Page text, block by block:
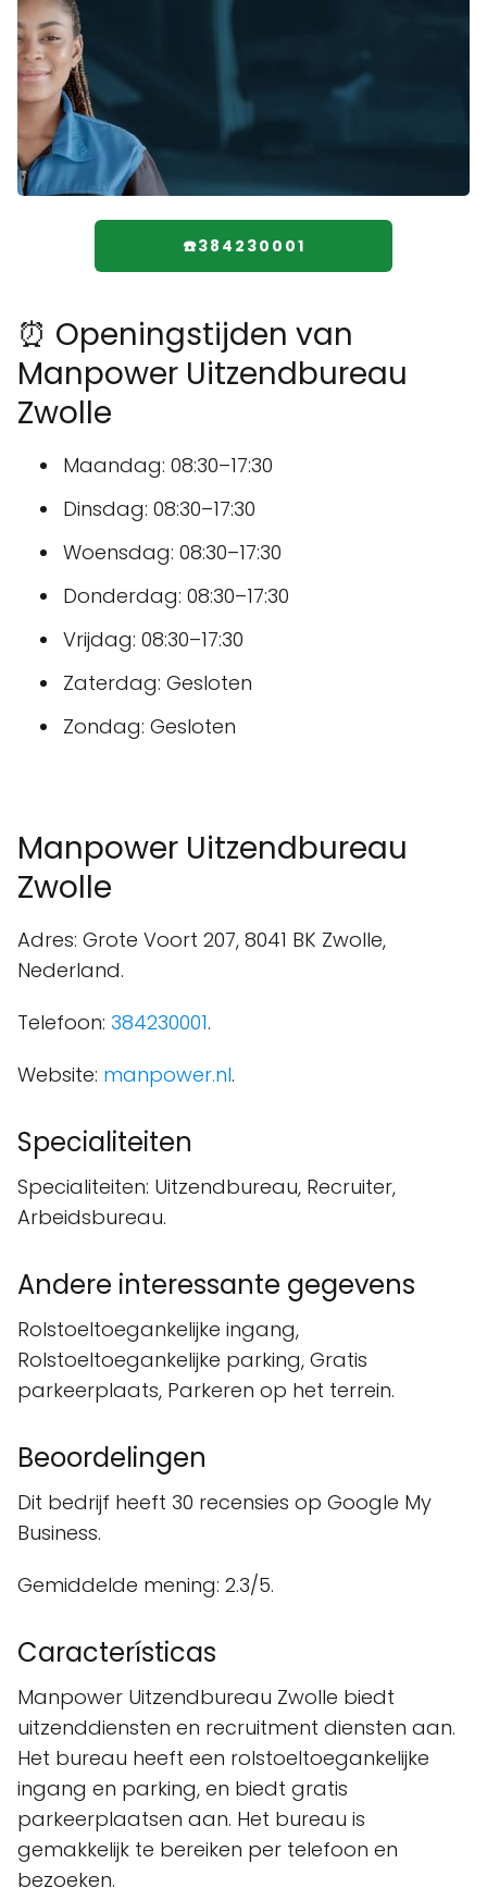
☎️384230001
⏰ Openingstijden van
Manpower Uitzendbureau
Zwolle
Maandag: 08:30–17:30
Dinsdag: 08:30–17:30
Woensdag: 08:30–17:30
Donderdag: 08:30–17:30
Vrijdag: 08:30–17:30
Zaterdag: Gesloten
Zondag: Gesloten
Manpower Uitzendbureau
Zwolle
Adres: Grote Voort 207, 8041 BK Zwolle,
Nederland.
Telefoon: 384230001.
Website: manpower.nl.
Specialiteiten
Specialiteiten: Uitzendbureau, Recruiter,
Arbeidsbureau.
Andere interessante gegevens
Rolstoeltoegankelijke ingang,
Rolstoeltoegankelijke parking, Gratis
parkeerplaats, Parkeren op het terrein.
Beoordelingen
Dit bedrijf heeft 30 recensies op Google My
Business.
Gemiddelde mening: 2.3/5.
Características
Manpower Uitzendbureau Zwolle biedt
uitzenddiensten en recruitment diensten aan.
Het bureau heeft een rolstoeltoegankelijke
ingang en parking, en biedt gratis
parkeerplaatsen aan. Het bureau is
gemakkelijk te bereiken per telefoon en
bezoeken.